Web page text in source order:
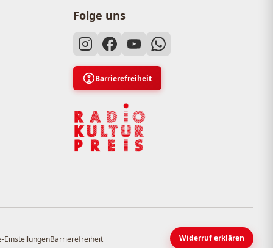
Folge uns
Barrierefreiheit
EinstellungenBarrierefreiheit Widerruf erklären